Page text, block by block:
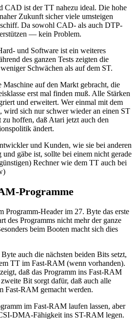
CAD ist der TT nahezu ideal. Die hohe
Zukunft sicher viele umsteigen
Da sowohl CAD- als auch DTP-
— kein Problem.
und Software ist ein weiteres
des ganzen Tests zeigten die
Schwächen als auf dem ST.
auf den Markt gebracht, die
erst mal finden muß. Alle Stärken
und erweitert. Wer einmal mit dem
wird sich nur schwer wieder an einen ST
hoffen, daß Atari jetzt auch den
ändert.
und Kunden, wie sie bei anderen
und gäbe ist, sollte bei einem nicht gerade
Rechner wie dem TT auch bei
Programme
Programm-Header im 27. Byte das erste
des Programms nicht mehr der ganze
beim Booten macht sich dies
auch die nächsten beiden Bits setzt,
TT im Fast-RAM (wenn vorhanden).
daß das Programm ins Fast-RAM
Bit sorgt dafür, daß auch alle
Fast-RAM gemacht werden.
im Fast-RAM laufen lassen, aber
DMA-Fähigkeit ins ST-RAM legen.